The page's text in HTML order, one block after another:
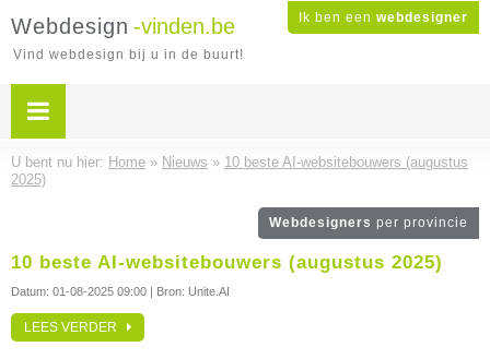
Ik ben een webdesigner
Webdesign -vinden.be
Vind webdesign bij u in de buurt!
U bent nu hier: Home » Nieuws » 10 beste AI-websitebouwers (augustus
2025)
Webdesigners per provincie
10 beste AI-websitebouwers (augustus 2025)
Datum: 01-08-2025 09:00 | Bron: Unite.AI
LEES VERDER